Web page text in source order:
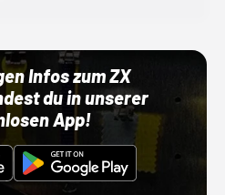
Infos zum ZX
du in unserer
App!